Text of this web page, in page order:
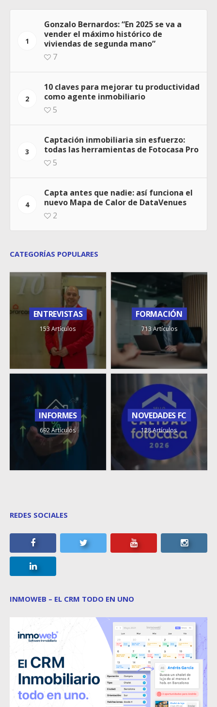
1
Gonzalo Bernardos: “En 2025 se va a
vender el máximo histórico de
viviendas de segunda mano”
7
2
10 claves para mejorar tu productividad
como agente inmobiliario
5
3
Captación inmobiliaria sin esfuerzo:
todas las herramientas de Fotocasa Pro
5
4
Capta antes que nadie: así funciona el
nuevo Mapa de Calor de DataVenues
2
CATEGORÍAS POPULARES
ENTREVISTAS
153 Artículos
FORMACIÓN
713 Artículos
INFORMES
692 Artículos
NOVEDADES FC
128 Artículos
REDES SOCIALES
INMOWEB – EL CRM TODO EN UNO